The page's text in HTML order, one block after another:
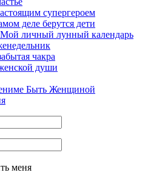
супергероем
деле берутся дети
личный лунный календарь
чакра
души
Быть Женщиной
меня